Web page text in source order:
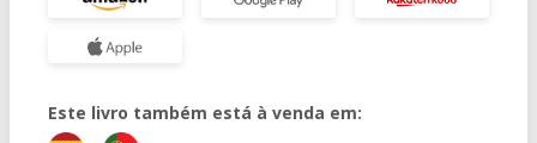
Este livro também está à venda em: